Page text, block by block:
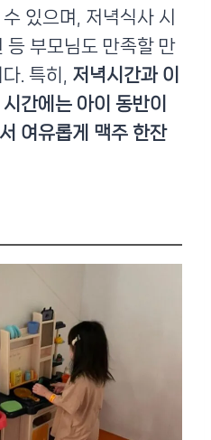
있으며, 저녁식사 시
등 부모님도 만족할 만
. 특히, 저녁시간과 이
간에는 아이 동반이
여유롭게 맥주 한잔